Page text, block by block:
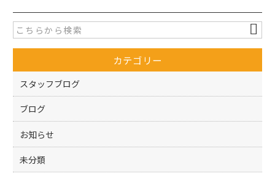
e
b
o
o
k
er
カテゴリー
スタッフブログ
ブログ
お知らせ
未分類